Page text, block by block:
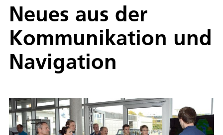
Neues aus der
Kommunikation und
Navigation